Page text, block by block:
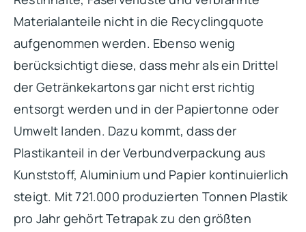
Materialanteile nicht in die Recyclingquote
aufgenommen werden. Ebenso wenig
berücksichtigt diese, dass mehr als ein Drittel
der Getränkekartons gar nicht erst richtig
entsorgt werden und in der Papiertonne oder
Umwelt landen. Dazu kommt, dass der
Plastikanteil in der Verbundverpackung aus
Kunststoff, Aluminium und Papier kontinuierlich
steigt. Mit 721.000 produzierten Tonnen Plastik
pro Jahr gehört Tetrapak zu den größten